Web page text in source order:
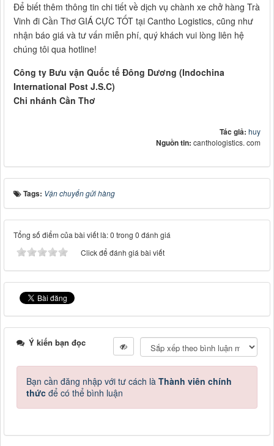
Để biết thêm thông tin chi tiết về dịch vụ chành xe chở hàng Trà
Vinh đi Cần Thơ GIÁ CỰC TỐT tại Cantho Logistics, cũng như
nhận báo giá và tư vấn miễn phí, quý khách vui lòng liên hệ
chúng tôi qua hotline!
Công ty Bưu vận Quốc tế Đông Dương (Indochina
International Post J.S.C)
Chi nhánh Cần Thơ
Tác giả: huy
Nguồn tin: canthologistics. com
Tags: Vận chuyển gửi hàng
Tổng số điểm của bài viết là: 0 trong 0 đánh giá
Click để đánh giá bài viết
Ý kiến bạn đọc
Bạn cần đăng nhập với tư cách là Thành viên chính
thức để có thể bình luận